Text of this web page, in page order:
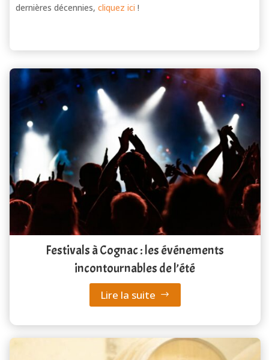
dernières décennies,cliquez ici !
Festivals à Cognac : les événements
incontournables de l’été
Lire la suite